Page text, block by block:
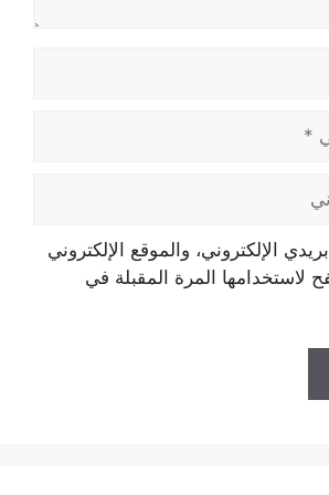
الإلكتروني، والموقع الإلكتروني
لاستخدامها المرة المقبلة في